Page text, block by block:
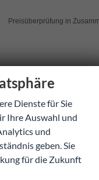
Preisüberprüfung in
Sie!
Dienste für Sie
Ihre Auswahl und
und
geben. Sie
für die Zukunft